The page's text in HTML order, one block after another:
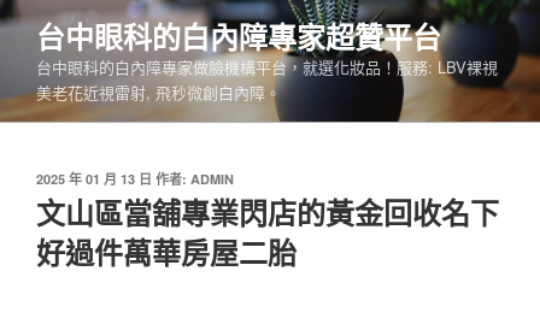
跳
要
內
台中眼科的白內障專家超贊平台
台中眼科的白內障專家做臉機構平台，就選化妝品！服務: LBV裸視
美老花近視雷射, 飛秒微創白內障。
發
於
2025 年 01 月 13 日 作者: ADMIN
文山區當舖專業閃店的黃金回收名下
好過件萬華房屋二胎